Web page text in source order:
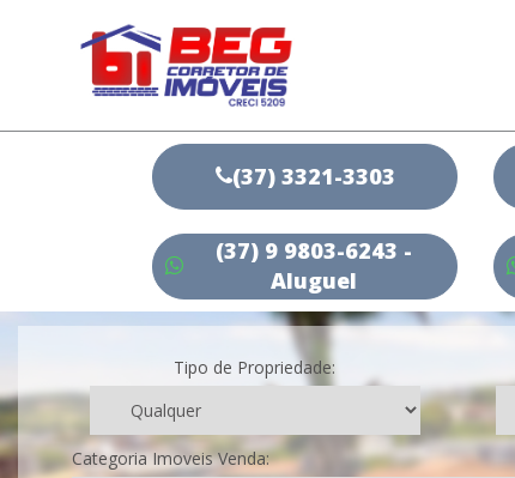
(37) 3321-3303
(37) 9 9803-6243 -
Aluguel
Tipo de Propriedade:
Categoria Imoveis Venda: